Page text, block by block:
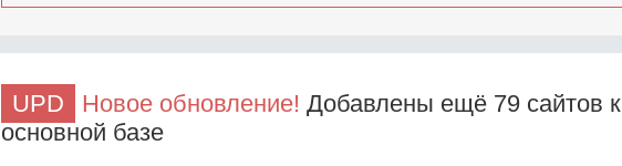
UPD Новое обновление! Добавлены ещё 79 сайтов к
основной базе